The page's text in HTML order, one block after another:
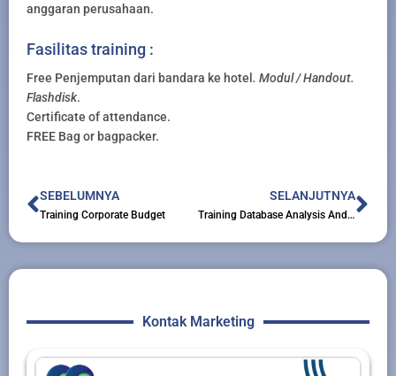
anggaran perusahaan.
Fasilitas training :
Free Penjemputan dari bandara ke hotel . Modul / Handout.
Flashdisk.
Certificate of attendance.
FREE Bag or bagpacker.
Prev
SEBELUMNYA
Training Corporate Budget
SELANJUTNYA
Training Database Analysis And Dashboard Reporting With Excel 2010
Kontak Marketing